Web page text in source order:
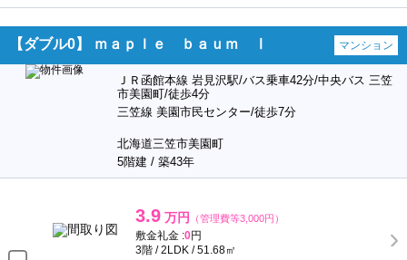
【ダブル0】 ｍａｐｌｅ ｂａｕｍ Ⅰ マンション
ＪＲ函館本線 岩見沢駅/バス乗車42分/中央バス 三笠
市美園町/徒歩4分
三笠線 美園市民センター/徒歩7分
北海道三笠市美園町
5階建 / 築43年
3.9 万円 （管理費等3,000円）
敷金礼金 :0円
3階 / 2LDK / 51.68㎡